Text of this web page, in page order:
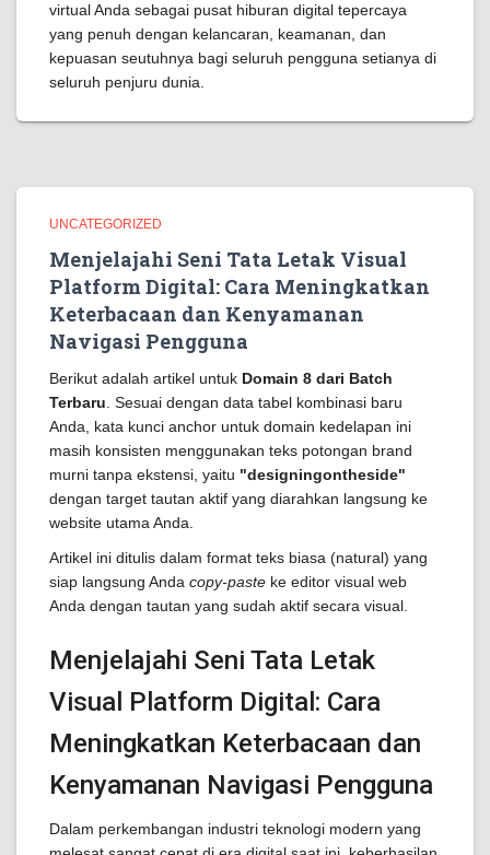
virtual Anda sebagai pusat hiburan digital tepercaya
yang penuh dengan kelancaran, keamanan, dan
kepuasan seutuhnya bagi seluruh pengguna setianya di
seluruh penjuru dunia.
UNCATEGORIZED
Menjelajahi Seni Tata Letak Visual
Platform Digital: Cara Meningkatkan
Keterbacaan dan Kenyamanan
Navigasi Pengguna
Berikut adalah artikel untuk Domain 8 dari Batch
Terbaru . Sesuai dengan data tabel kombinasi baru
Anda, kata kunci anchor untuk domain kedelapan ini
masih konsisten menggunakan teks potongan brand
murni tanpa ekstensi, yaitu "designingontheside"
dengan target tautan aktif yang diarahkan langsung ke
website utama Anda.
Artikel ini ditulis dalam format teks biasa (natural) yang
siap langsung Anda copy-paste ke editor visual web
Anda dengan tautan yang sudah aktif secara visual.
Menjelajahi Seni Tata Letak
Visual Platform Digital: Cara
Meningkatkan Keterbacaan dan
Kenyamanan Navigasi Pengguna
Dalam perkembangan industri teknologi modern yang